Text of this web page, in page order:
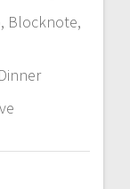
Blocknote,